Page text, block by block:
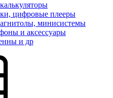
цифровые плееры
минисистемы
и аксессуары
и др